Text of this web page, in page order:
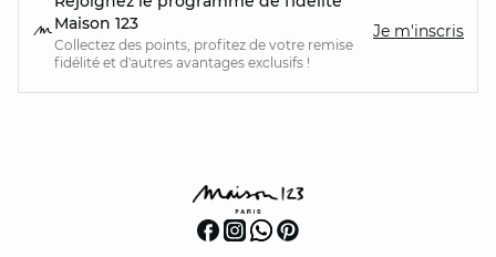
Maison 123
Collectez des points, profitez de votre remise
fidélité et d'autres avantages exclusifs !
Je m'inscris